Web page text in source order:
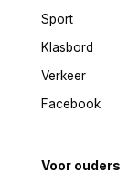
Sport
Klasbord
Verkeer
Facebook
Voor ouders